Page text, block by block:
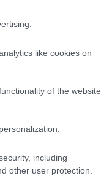
like cookies on
of the website
including
other user protection.